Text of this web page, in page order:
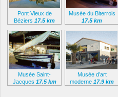
Pont Vieux de
Béziers 17.5 km
Musée du Biterrois
17.5 km
Musée Saint-
Jacques 17.5 km
Musée d’art
moderne 17.9 km